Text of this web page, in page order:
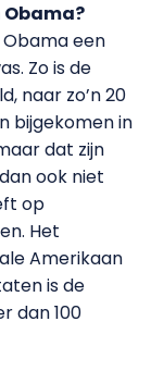
een
Zo is de
naar zo’n 20
bijgekomen in
dat zijn
ook niet
op
Het
Amerikaan
is de
dan 100